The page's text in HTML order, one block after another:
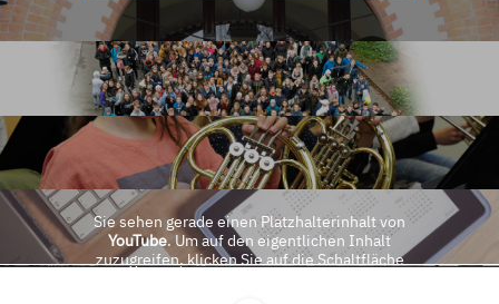
Sie sehen gerade einen Platzhalterinhalt von
YouTube. Um auf den eigentlichen Inhalt
zuzugreifen, klicken Sie auf die Schaltfläche